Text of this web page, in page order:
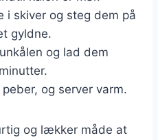
i skiver og steg dem på
gyldne.
og lad dem
og server varm.
og lækker måde at